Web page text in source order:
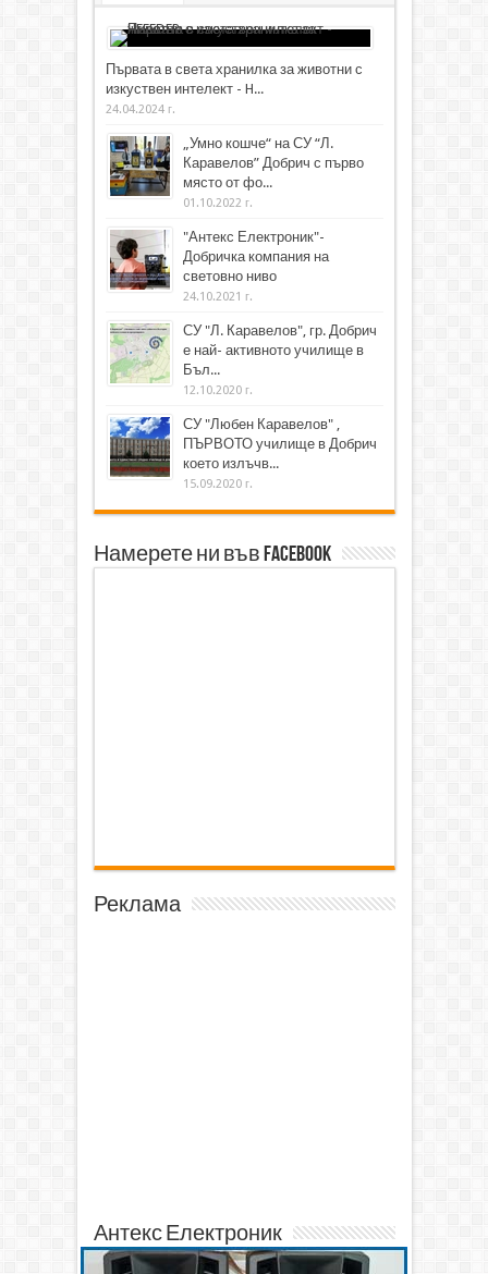
Първата в света хранилка за животни с
изкуствен интелект - H...
24.04.2024 г.
„Умно кошче“ на СУ “Л.
Каравелов” Добрич с първо
място от фо...
01.10.2022 г.
"Антекс Електроник"-
Добричка компания на
световно ниво
24.10.2021 г.
СУ "Л. Каравелов", гр. Добрич
е най- активното училище в
Бъл...
12.10.2020 г.
СУ "Любен Каравелов" ,
ПЪРВОТО училище в Добрич
което излъчв...
15.09.2020 г.
Намерете ни във Facebook
Реклама
Антекс Електроник